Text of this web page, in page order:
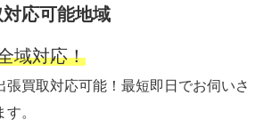
応可能地域
域対応！
張買取対応可能！最短即日でお伺いさ
。